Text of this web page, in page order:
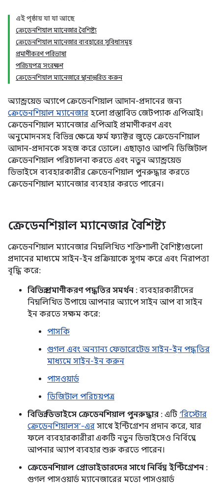
এই পৃষ্ঠায় যা যা আছে
ক্রেডেনশিয়াল ম্যানেজার বৈশিষ্ট্য
ক্রেডেনশিয়াল ম্যানেজার ব্যবহারের সুবিধাসমূহ
প্রমাণীকরণ পরিভাষা
পরিচয়পত্র সংরক্ষণ
ক্রেডেনশিয়াল ম্যানেজারে স্থানান্তরিত করুন
অ্যান্ড্রয়েড অ্যাপে ক্রেডেনশিয়াল আদান-প্রদানের জন্য
ক্রেডেনশিয়াল ম্যানেজার হলো প্রস্তাবিত জেটপ্যাক এপিআই।
ক্রেডেনশিয়াল ম্যানেজার এপিআই প্রমাণীকরণ এবং
অনুমোদনসহ বিভিন্ন ক্ষেত্রে ফর্ম ফ্যাক্টর জুড়ে ক্রেডেনশিয়াল
আদান-প্রদানকে সহজ করে তোলে। এছাড়াও আপনি ডিজিটাল
ক্রেডেনশিয়াল পরিচালনা করতে এবং নতুন অ্যান্ড্রয়েড
ডিভাইসে ব্যবহারকারীর ক্রেডেনশিয়াল পুনরুদ্ধার করতে
ক্রেডেনশিয়াল ম্যানেজার ব্যবহার করতে পারেন।
ক্রেডেনশিয়াল ম্যানেজার বৈশিষ্ট্য
ক্রেডেনশিয়াল ম্যানেজার নিম্নলিখিত শক্তিশালী বৈশিষ্ট্যগুলো
প্রদানের মাধ্যমে সাইন-ইন প্রক্রিয়াকে সুগম করে এবং নিরাপত্তা
বৃদ্ধি করে:
বিভিন্ন প্রমাণীকরণ পদ্ধতির সমর্থন : ব্যবহারকারীদের
নিম্নলিখিত উপায়ে আপনার অ্যাপে সাইন আপ বা সাইন
ইন করতে সক্ষম করে:
পাসকি
গুগল এবং অন্যান্য ফেডারেটেড সাইন-ইন পদ্ধতির
মাধ্যমে সাইন-ইন করুন
পাসওয়ার্ড
ডিজিটাল পরিচয়পত্র
বিভিন্ন ডিভাইসে ক্রেডেনশিয়াল পুনরুদ্ধার : এটি ‘রিস্টোর
ক্রেডেনশিয়ালস’-এর সাথে ইন্টিগ্রেশন প্রদান করে, যার
ফলে ব্যবহারকারীরা একটি নতুন ডিভাইসেও নির্বিঘ্নে
আপনার অ্যাপ ব্যবহার শুরু করতে পারেন।
ক্রেডেনশিয়াল প্রোভাইডারদের সাথে নির্বিঘ্ন ইন্টিগ্রেশন :
গুগল পাসওয়ার্ড ম্যানেজারের মতো পাসওয়ার্ড